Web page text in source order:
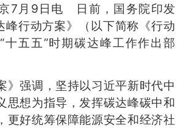
月9日电 日前，国务院印发
峰行动方案》（以下简称《行动
十五五”时期碳达峰工作作出部
强调，坚持以习近平新时代中
思想为指导，发挥碳达峰碳中和
更好统筹保障能源安全和经济社